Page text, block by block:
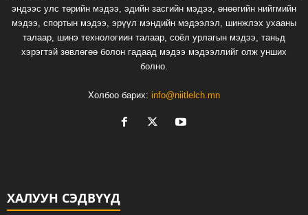
эндээс улс төрийн мэдээ, эдийн засгийн мэдээ, өнөөгийн нийгмийн
мэдээ, спортын мэдээ, эрүүл мэндийн мэдээлэл, шинжлэх ухааны
талаар, шинэ технологиин талаар, соёл урлагын мэдээ, таньд
хэрэгтэй зөвлөгөө болон гадаад мэдээ мэдээллийг олж унших
болно.
Холбоо барих: info@niitlelch.mn
ХАЛУУН СЭДВҮҮД